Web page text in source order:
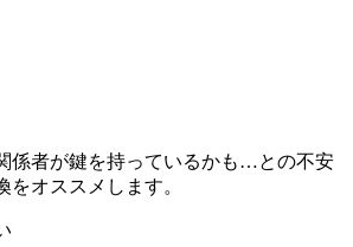
係者が鍵を持っているかも…との不安
をオススメします。